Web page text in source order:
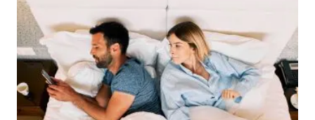
e
l
a